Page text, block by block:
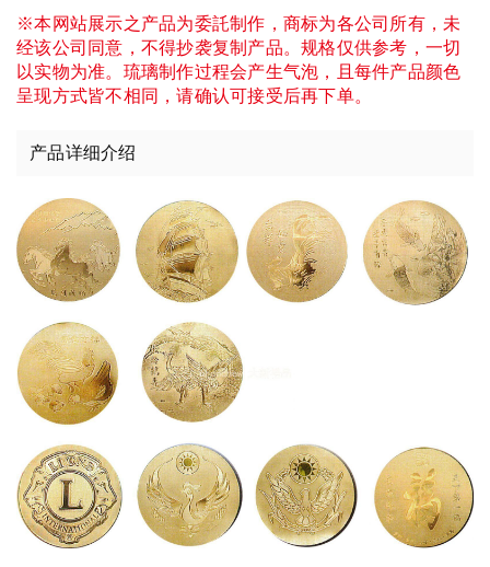
※本网站展示之产品为委託制作，商标为各公司所有，未
经该公司同意，不得抄袭复制产品。规格仅供参考，一切
以实物为准。琉璃制作过程会产生气泡，且每件产品颜色
呈现方式皆不相同，请确认可接受后再下单。
产品详细介绍